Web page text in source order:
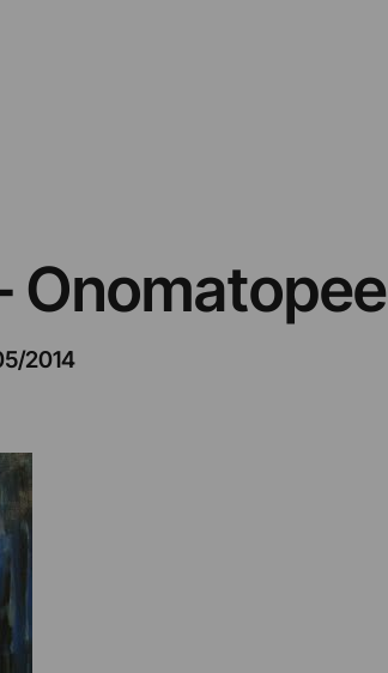
2014